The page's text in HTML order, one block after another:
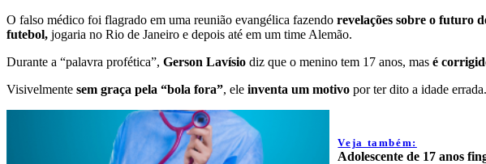
O falso médico foi flagrado em uma reunião evangélica fazendo revelações sobre o futuro
futebol, jogaria no Rio de Janeiro e depois até em um time Alemão.
Durante a “palavra profética”, Gerson Lavísio diz que o menino tem 17 anos, mas é
Visivelmente sem graça pela “bola fora”, ele inventa um motivo por ter dito a idade errada.
Veja também:
Adolescente de 17 anos